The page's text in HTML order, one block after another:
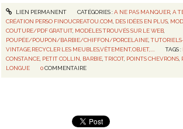
LIEN PERMANENT CATÉGORIES :A NE PAS MANQUER, A
CRÉATION PERSO FINOUCREATOU.COM DES IDÉES EN PLUS
COUTURE/PDF GRATUIT, MODÈLES TROUVÉS SUR LE WEB
POUPÉE/POUPON/BARBIE/CHIFFON/PORCELAINE ,
VINTAGE,RECYCLER LES MEUBLES,VÊTEMENT,OBJET,....
TAGS :
CONSTANCE PETIT COLLIN BARBIE ,TRICOT, POINTS CHEVRONS
LONGUE
0 COMMENTAIRE